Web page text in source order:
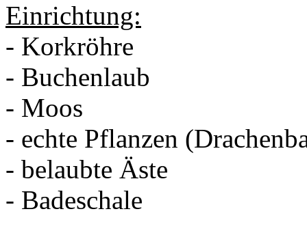
Einrichtung:
- Korkröhre
- Buchenlaub
- Moos
- echte Pflanzen
- belaubte Äste
- Badeschale